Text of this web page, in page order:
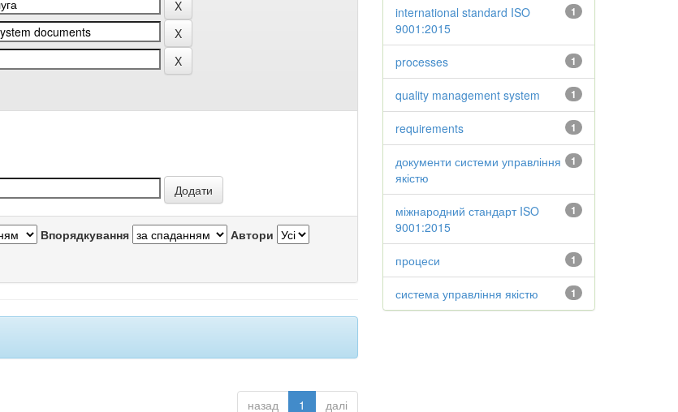
Впорядкування Автори
назад 1 далі
1
international standard ISO
9001:2015
1
processes
1
quality management system
1
requirements
1
документи системи управління
якістю
1
міжнародний стандарт ISO
9001:2015
1
процеси
1
система управління якістю